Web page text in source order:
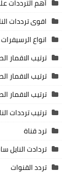
أهم الترددات
اقوى ترددات
انواع
ترتيب الاقمار
ترتيب الاقمار
ترتيب الاقمار
ترتيب ترددات
ترد قناة
تردادت النايل
تردد القنوات